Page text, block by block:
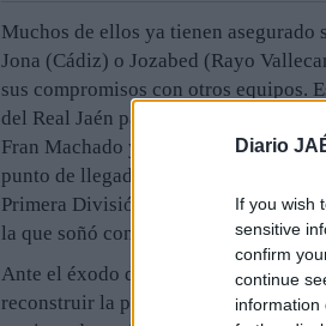
Diario
If you wish
sensitive
confirm
continue
information
Muchos de ellos ya tienen asegurado
Jona (Cádiz) o Jozabed (Rayo
sus compromisos con otros equipos.
del Real Jaén para jugar en el Cádiz,
Fran Machado y, posiblemente, de
punto de llegada de los mejores
Primera División. Jona, por ejemplo,
la que soñó con jugar el Mundial de
Ante el éxodo de futbolistas claves,
reconstruir la plantilla y formar un